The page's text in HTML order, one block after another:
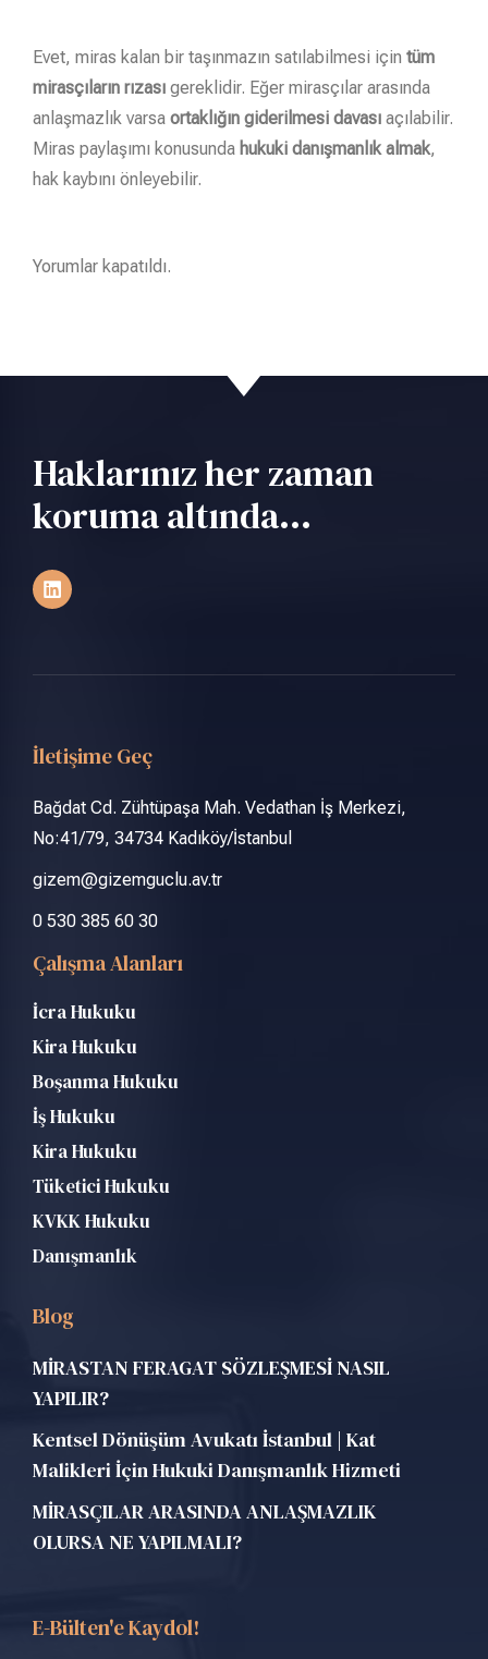
Evet, miras kalan bir taşınmazın satılabilmesi için tüm
mirasçıların rızası gereklidir. Eğer mirasçılar arasında
anlaşmazlık varsa ortaklığın giderilmesi davası açılabilir.
Miras paylaşımı konusunda hukuki danışmanlık almak,
hak kaybını önleyebilir.
Yorumlar kapatıldı.
Haklarınız her zaman
koruma altında...
İletişime Geç
Bağdat Cd. Zühtüpaşa Mah. Vedathan İş Merkezi,
No:41/79, 34734 Kadıköy/İstanbul
gizem@gizemguclu.av.tr
0 530 385 60 30
Çalışma Alanları
İcra Hukuku
Kira Hukuku
Boşanma Hukuku
İş Hukuku
Kira Hukuku
Tüketici Hukuku
KVKK Hukuku
Danışmanlık
Blog
MİRASTAN FERAGAT SÖZLEŞMESİ NASIL
YAPILIR?
Kentsel Dönüşüm Avukatı İstanbul | Kat
Malikleri İçin Hukuki Danışmanlık Hizmeti
MİRASÇILAR ARASINDA ANLAŞMAZLIK
OLURSA NE YAPILMALI?
E-Bülten'e Kaydol!